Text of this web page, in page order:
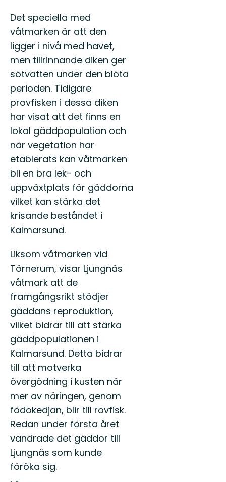
Det speciella med
våtmarken är att den
ligger i nivå med havet,
men tillrinnande diken ger
sötvatten under den blöta
perioden. Tidigare
provfisken i dessa diken
har visat att det finns en
lokal gäddpopulation och
när vegetation har
etablerats kan våtmarken
bli en bra lek- och
uppväxtplats för gäddorna
vilket kan stärka det
krisande beståndet i
Kalmarsund.
Liksom våtmarken vid
Törnerum, visar Ljungnäs
våtmark att de
framgångsrikt stödjer
gäddans reproduktion,
vilket bidrar till att stärka
gäddpopulationen i
Kalmarsund. Detta bidrar
till att motverka
övergödning i kusten när
mer av näringen, genom
födokedjan, blir till rovfisk.
Redan under första året
vandrade det gäddor till
Ljungnäs som kunde
föröka sig.